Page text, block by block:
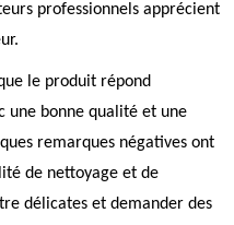
professionnels apprécient
le produit répond
une bonne qualité et une
remarques négatives ont
de nettoyage et de
délicates et demander des